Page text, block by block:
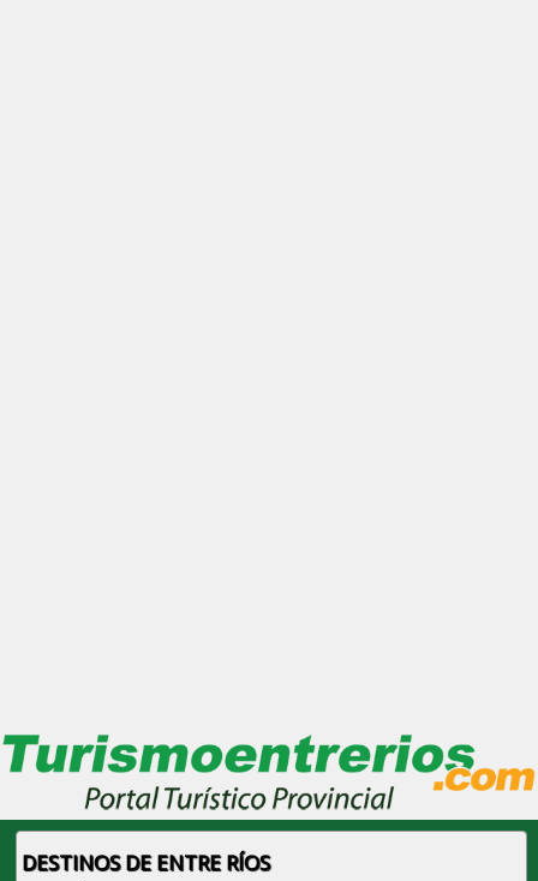
DESTINOS DE ENTRE RÍOS